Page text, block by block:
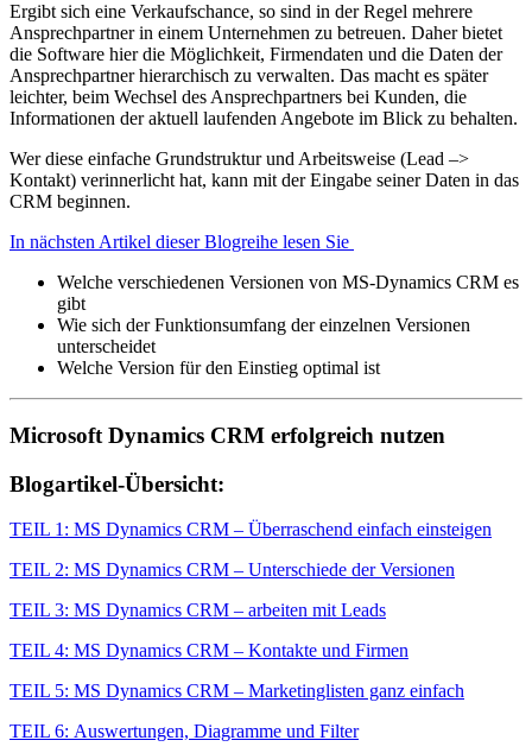
Ergibt sich eine Verkaufschance, so sind in der Regel mehrere
Ansprechpartner in einem Unternehmen zu betreuen. Daher bietet
die Software hier die Möglichkeit, Firmendaten und die Daten der
Ansprechpartner hierarchisch zu verwalten. Das macht es später
leichter, beim Wechsel des Ansprechpartners bei Kunden, die
Informationen der aktuell laufenden Angebote im Blick zu behalten.
Wer diese einfache Grundstruktur und Arbeitsweise (Lead –>
Kontakt) verinnerlicht hat, kann mit der Eingabe seiner Daten in das
CRM beginnen.
In nächsten Artikel dieser Blogreihe lesen Sie
Welche verschiedenen Versionen von MS-Dynamics CRM es
gibt
Wie sich der Funktionsumfang der einzelnen Versionen
unterscheidet
Welche Version für den Einstieg optimal ist
Microsoft Dynamics CRM erfolgreich nutzen
Blogartikel-Übersicht:
TEIL 1: MS Dynamics CRM – Überraschend einfach einsteigen
TEIL 2: MS Dynamics CRM – Unterschiede der Versionen
TEIL 3: MS Dynamics CRM – arbeiten mit Leads
TEIL 4: MS Dynamics CRM – Kontakte und Firmen
TEIL 5: MS Dynamics CRM – Marketinglisten ganz einfach
TEIL 6: Auswertungen, Diagramme und Filter